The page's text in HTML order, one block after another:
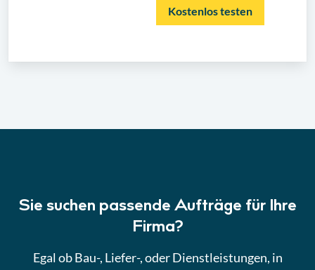
Kostenlos testen
Sie suchen passende Aufträge für Ihre
Firma?
Egal ob Bau-, Liefer-, oder Dienstleistungen, in